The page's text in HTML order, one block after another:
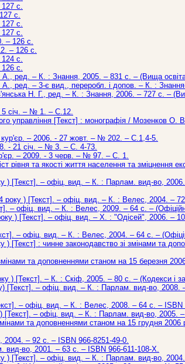
с.
с.
с.
с.
– 126 с.
– 126 с.
с.
с.
ред. – К. : Знання, 2005. – 831 с. – (Вища
ред. – 3-є вид., переробл. і допов. – К. :
Н. Г., ред. – К. : Знання, 2006. – 727 с. –
5 січ. – № 1. – С.12.
управління [Текст] : монографія /
– 2006. - 27 жовт. – № 202. – С.1,4-5.
- 21 січ. – № 3. – С. 4-73.
– 2009. - 3 черв. – № 97. – С. 1.
рівня та якості життя населення та зміцнення
[Текст]. – офіц. вид. – К. : Парлам. вид-во, 2006.
) [Текст]. – офіц. вид. – К. : Велес, 2004. –
– офіц. вид. – К. : Велес, 2009. – 64 с. –
) [Текст]. – офіц. вид. – Х. : "Одісей", 2006. –
– офіц. вид. – К. : Велес, 2004. – 64 с. –
) [Текст] : чинне законодавство зі змінами та
та доповненнями станом на 15 березня
) [Текст]. – К. : Скіф, 2005. – 80 с. – (Кодекси і
– офіц. вид. – К. : Парлам. вид-во, 2008. –
– офіц. вид. – К. : Велес, 2008. – 64 с. – ISBN
[Текст]. – офіц. вид. – К. : Парлам. вид-во, 2005. –
та доповненнями станом на 15 грудня
– 92 с. – ISBN 966-8251-49-0.
во, 2001. – 63 с. – ISBN 966-611-108-Х.
) [Текст]. – офіц. вид. – К. : Парлам. вид-во,